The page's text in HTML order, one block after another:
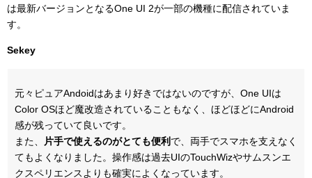
は最新バージョンとなるOne UI 2が一部の機種に配信されていま
す。
Sekey
元々ピュアAndoidはあまり好きではないのですが、One UIは
Color OSほど魔改造されていることもなく、ほどほどにAndroid
感が残っていて良いです。
また、
片手で使えるのがとても便利 で、両手でスマホを支えなく
てもよくなりました。操作感は過去UIのTouchWizやサムスンエ
クスペリエンスよりも確実によくなっています。